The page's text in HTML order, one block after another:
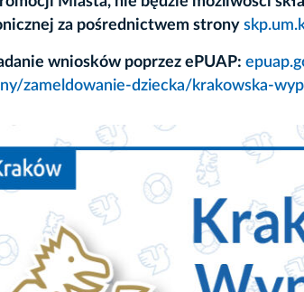
za pośrednictwem strony
wniosków poprzez ePUAP:
zameldowanie-dziecka/krakowska-